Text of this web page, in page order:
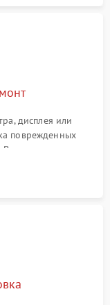
дисплея или
поврежденных
элементов